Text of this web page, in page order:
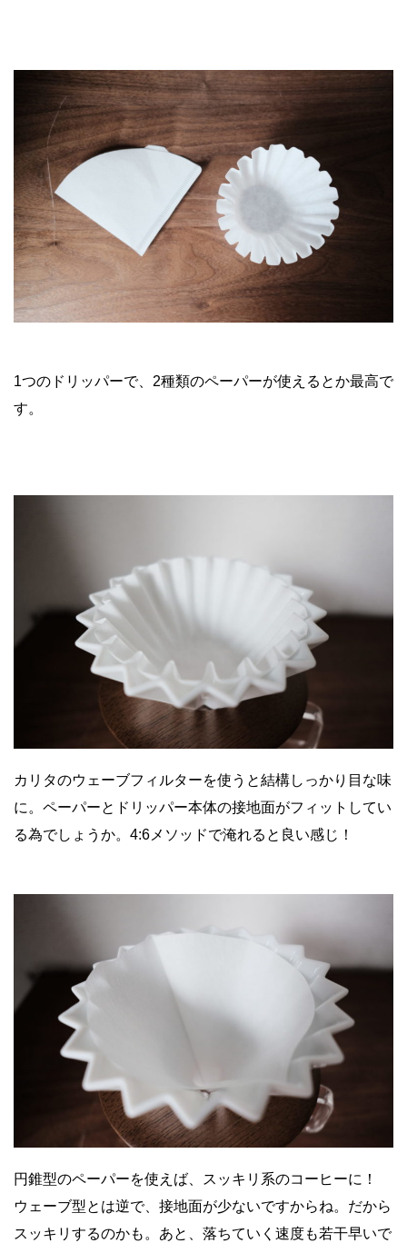
1つのドリッパーで、2種類のペーパーが使えるとか最高で
す。
カリタのウェーブフィルターを使うと結構しっかり目な味
に。ペーパーとドリッパー本体の接地面がフィットしてい
る為でしょうか。4:6メソッドで淹れると良い感じ！
円錐型のペーパーを使えば、スッキリ系のコーヒーに！
ウェーブ型とは逆で、接地面が少ないですからね。だから
スッキリするのかも。あと、落ちていく速度も若干早いで